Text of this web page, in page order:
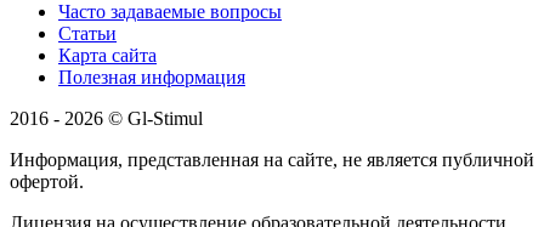
Часто задаваемые вопросы
Статьи
Карта сайта
Полезная информация
2016 - 2026 © Gl-Stimul
Информация, представленная на сайте, не является публичной
офертой.